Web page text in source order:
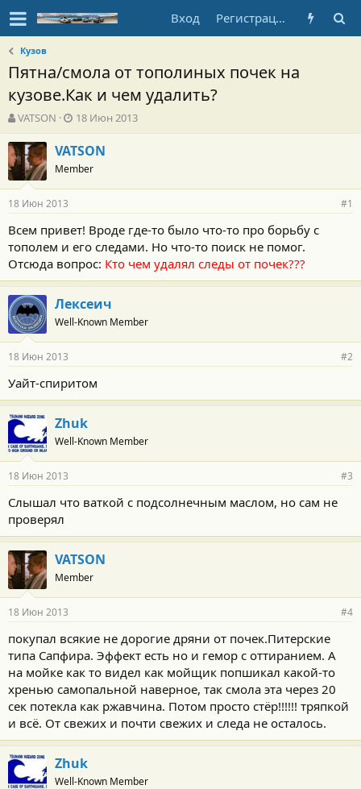
Вход Регистрация
Кузов
Пятна/смола от тополиных почек на
кузове.Как и чем удалить?
А
в
т
о
р
т
е
м
ы
VATSON
Д
а
т
а
н
а
а
л
а
18 Июн 2013
VATSON
Member
18 Июн 2013 #1
Всем привет! Вроде где-то было что-то про борьбу с
тополем и его следами. Но что-то поиск не помог.
Отсюда вопрос: Кто чем удалял следы от почек???
Лексеич
Well-Known Member
18 Июн 2013 #2
Уайт-спиритом
Zhuk
Well-Known Member
18 Июн 2013 #3
Слышал что ваткой с подсолнечным маслом, но сам не
проверял
VATSON
Member
18 Июн 2013 #4
покупал всякие не дорогие дряни от почек.Питерские
типа Сапфира. Эффект есть но и гемор с оттиранием. А
на мойке как то видел как мойщик попшикал какой-то
хренью самопальной наверное, так смола эта через 20
сек потекла как ржавчина. Потом просто стёр!!!!!! тряпкой
и всё. От свежих и почти свежих и следа не осталось.
Zhuk
Well-Known Member